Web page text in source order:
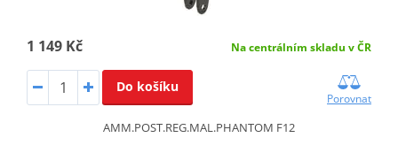
1 149 Kč Na centrálním skladu v ČR
Do košíku
Porovnat
AMM.POST.REG.MAL.PHANTOM F12